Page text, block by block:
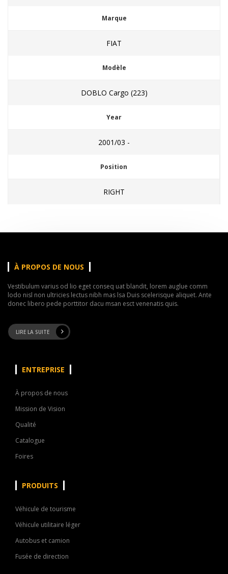
Marque
FIAT
Modèle
DOBLO Cargo (223)
Year
2001/03 -
Position
RIGHT
À PROPOS DE NOUS
Vestibulum varius od lio eget conseq uat blandit, lorem auglue comm
lodo nisl non ultricies lectus nibh mas lsa Duis scelerisque aliquet. Ante
donec libero pede porttitor dacu msan esct venenatis quis.
LIRE LA SUITE
ENTREPRISE
À propos de nous
Mission de Vision
Qualité
Catalogue
Foires
PRODUITS
Véhicule de tourisme
Véhicule utilitaire léger
Autobus et camion
Fusée de direction